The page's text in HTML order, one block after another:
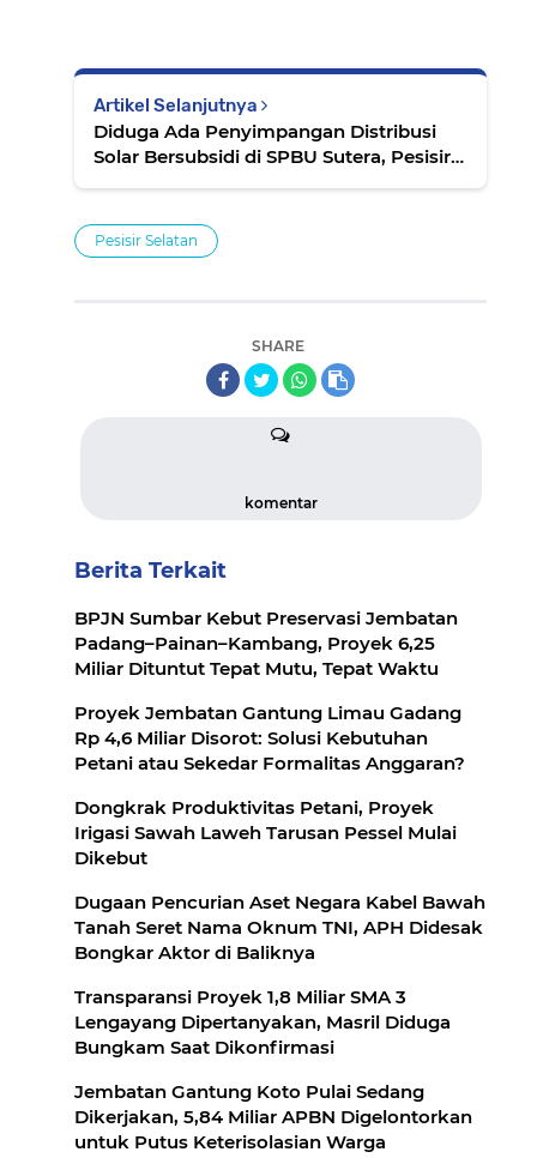
Artikel Selanjutnya
Diduga Ada Penyimpangan Distribusi
Solar Bersubsidi di SPBU Sutera, Pesisir
Pesisir Selatan
SHARE
komentar
Berita Terkait
BPJN Sumbar Kebut Preservasi Jembatan
Padang–Painan–Kambang, Proyek 6,25
Miliar Dituntut Tepat Mutu, Tepat Waktu
Proyek Jembatan Gantung Limau Gadang
Rp 4,6 Miliar Disorot: Solusi Kebutuhan
Petani atau Sekedar Formalitas Anggaran?
Dongkrak Produktivitas Petani, Proyek
Irigasi Sawah Laweh Tarusan Pessel Mulai
Dikebut
Dugaan Pencurian Aset Negara Kabel Bawah
Tanah Seret Nama Oknum TNI, APH Didesak
Bongkar Aktor di Baliknya
Transparansi Proyek 1,8 Miliar SMA 3
Lengayang Dipertanyakan, Masril Diduga
Bungkam Saat Dikonfirmasi
Jembatan Gantung Koto Pulai Sedang
Dikerjakan, 5,84 Miliar APBN Digelontorkan
untuk Putus Keterisolasian Warga